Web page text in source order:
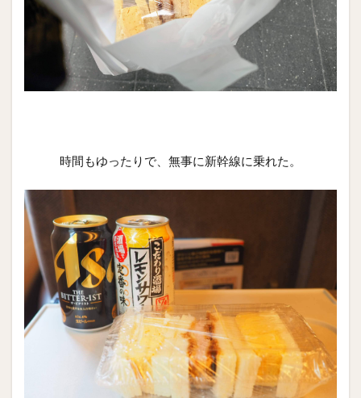
時間もゆったりで、無事に新幹線に乗れた。